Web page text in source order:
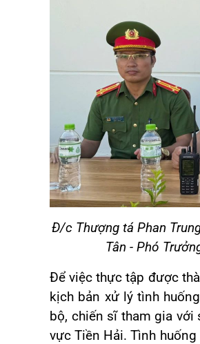
Đ/c Thượng tá Phan
Tân - Phó
Để việc thực tập được
kịch bản xử lý tình
bộ, chiến sĩ tham gia với
vực Tiền Hải. Tình